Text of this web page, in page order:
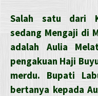
Salah satu dari
sedang Mengaji di
adalah Aulia
pengakuan Haji
merdu. Bupati
bertanya kepada